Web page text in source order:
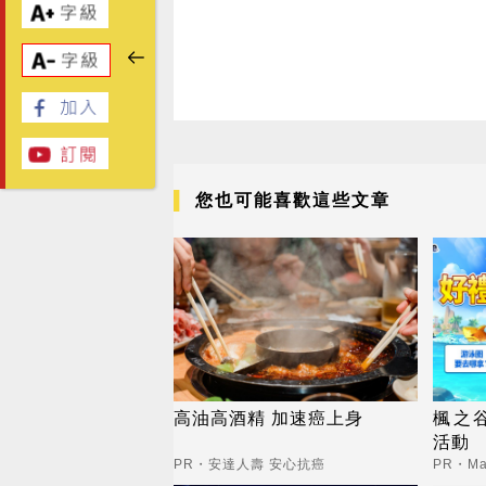
您也可能喜歡這些文章
高油高酒精 加速癌上身
PR・安達人壽 安心抗癌
楓之
活動
PR・